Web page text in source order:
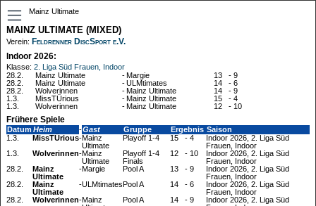
Mainz Ultimate
MAINZ ULTIMATE (MIXED)
Verein: Feldrenner DiscSport e.V.
Indoor 2026:
Klasse: 2. Liga Süd Frauen, Indoor
28.2.
Mainz Ultimate - Margie 13 - 9
28.2.
Mainz Ultimate -ULMtimates 14 - 6
28.2.
Wolverinnen - Mainz Ultimate 14 - 9
1.3.
MissTÜrious - Mainz Ultimate 15 - 4
1.3.
Wolverinnen - Mainz Ultimate 12 - 10
Frühere Spiele
Datum Heim -Gast Gruppe Ergebnis Saison
1.3.
MissTÜrious-Mainz
Ultimate
Playoff 1-4 15 - 4
Indoor 2026, 2. Liga Süd
Frauen, Indoor
1.3.
Wolverinnen-Mainz
Ultimate
Playoff 1-4
Finals
12 - 10
Indoor 2026, 2. Liga Süd
Frauen, Indoor
28.2.
Mainz
Ultimate
-Margie Pool A 13 - 9
Indoor 2026, 2. Liga Süd
Frauen, Indoor
28.2.
Mainz
Ultimate
-ULMtimates Pool A 14 - 6
Indoor 2026, 2. Liga Süd
Frauen, Indoor
28.2.
Wolverinnen-Mainz
Pool A 14 - 9
Indoor 2026, 2. Liga Süd